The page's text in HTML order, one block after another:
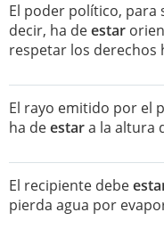
El poder político, para
decir, ha deestar
respetar los derechos
El rayo emitido por el
ha deestara la altura
El recipiente debe
pierda agua por